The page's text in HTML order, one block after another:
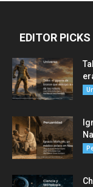
EDITOR PICKS